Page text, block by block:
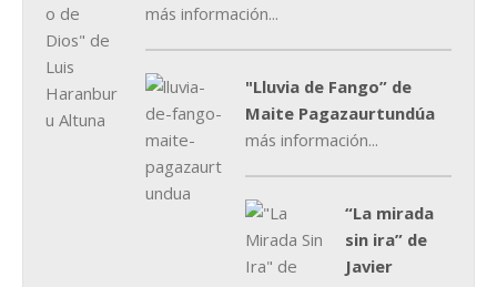
más información...
"Lluvia de Fango” de
Maite Pagazaurtundúa
más información...
“La mirada
sin ira” de
Javier